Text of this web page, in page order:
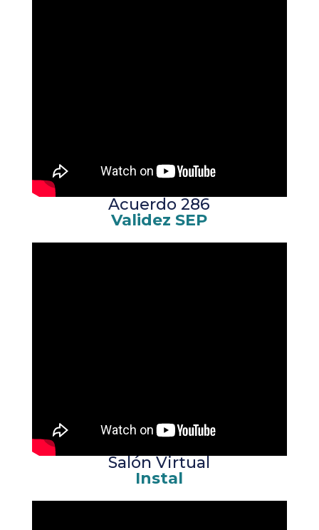
Acuerdo 286
Validez SEP
Salón Virtual
Instal